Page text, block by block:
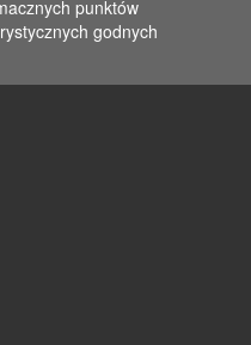
punktów
godnych